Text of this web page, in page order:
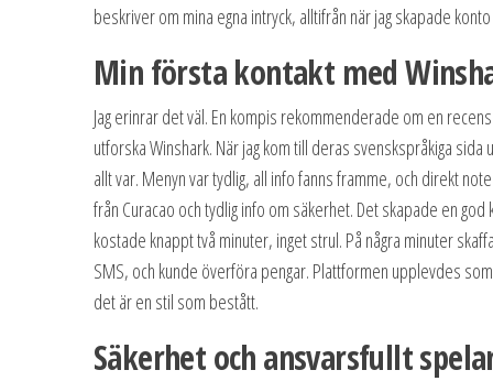
beskriver om mina egna intryck, alltifrån när jag skapade
Min första kontakt med
Jag erinrar det väl. En kompis rekommenderade om en
utforska Winshark. När jag kom till deras svenskspråkiga sida
allt var. Menyn var tydlig, all info fanns framme, och direkt
från Curacao och tydlig info om säkerhet. Det skapade en god
kostade knappt två minuter, inget strul. På några minuter
SMS, och kunde överföra pengar. Plattformen upplevdes
det är en stil som bestått.
Säkerhet och ansvarsfullt